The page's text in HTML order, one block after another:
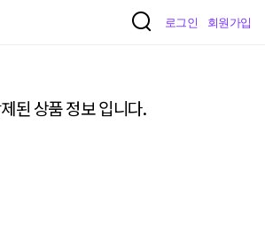
로그인 회원가입
된 상품 정보 입니다.